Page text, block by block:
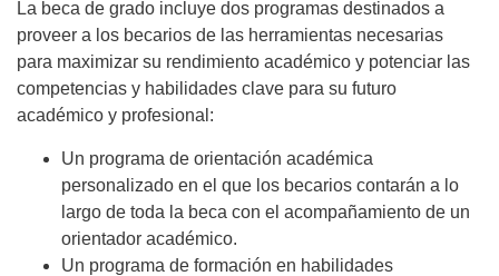
La beca de grado incluye dos programas destinados a
proveer a los becarios de las herramientas necesarias
para maximizar su rendimiento académico y potenciar las
competencias y habilidades clave para su futuro
académico y profesional:
Un programa de orientación académica
personalizado en el que los becarios contarán a lo
largo de toda la beca con el acompañamiento de un
orientador académico.
Un programa de formación en habilidades